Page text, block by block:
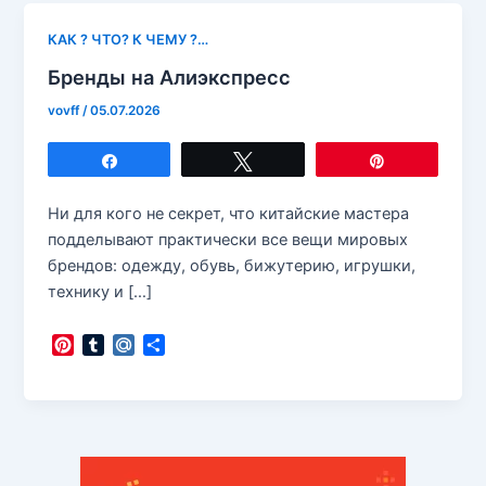
КАК ? ЧТО? К ЧЕМУ ?…
Бренды на Алиэкспресс
vovff/05.07.2026
Ни для кого не секрет, что китайские мастера
подделывают практически все вещи мировых
брендов: одежду, обувь, бижутерию, игрушки,
технику и […]
r
T
r
M
R
u
в